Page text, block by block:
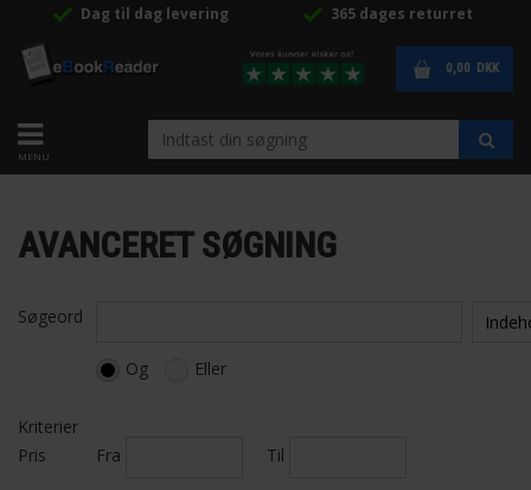
Dag til dag levering 365 dages returret
0,00 DKK
AVANCERET SØGNING
Søgeord
Og Eller
Kriterier
Pris
Fra Til